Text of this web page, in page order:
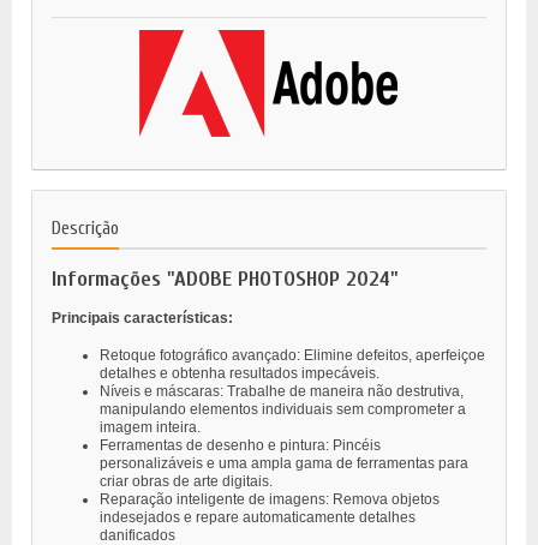
Descrição
Informações "ADOBE PHOTOSHOP 2024"
Principais características:
Retoque fotográfico avançado: Elimine defeitos, aperfeiçoe
detalhes e obtenha resultados impecáveis.
Níveis e máscaras: Trabalhe de maneira não destrutiva,
manipulando elementos individuais sem comprometer a
imagem inteira.
Ferramentas de desenho e pintura: Pincéis
personalizáveis e uma ampla gama de ferramentas para
criar obras de arte digitais.
Reparação inteligente de imagens: Remova objetos
indesejados e repare automaticamente detalhes
danificados